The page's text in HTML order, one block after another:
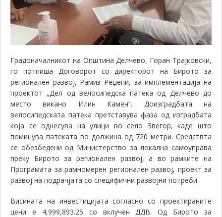
Градоначалникот на Општина Делчево, Горан Трајковски,
го потпиша Договорот со директорот на Бирото за
регионален развој, Рамиз Реџепи, за имплементација на
проектот „Дел од велосипедска патека од Делчево до
место викано Илин Камен”. Доизградбата на
велосипедската патека претставува фаза од изградбата
која се однесува на улици во село Звегор, каде што
поминува патеката во должина од 720 метри. Средствта
се обезбедени од Министерство за локална самоуправа
преку Бирото за регионален развој, а во рамките на
Програмата за рамномерен регионален развој, проект за
развој на подрачјата со специфични развојни потреби.
Висината на инвестицијата согласно со проектираните
цени е 4,999,893.25 со вклучен ДДВ. Од Бирото за